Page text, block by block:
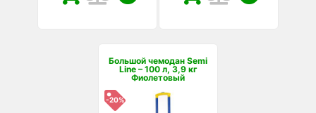
Большой чемодан Semi
Line – 100 л, 3,9 кг
Фиолетовый
-20%